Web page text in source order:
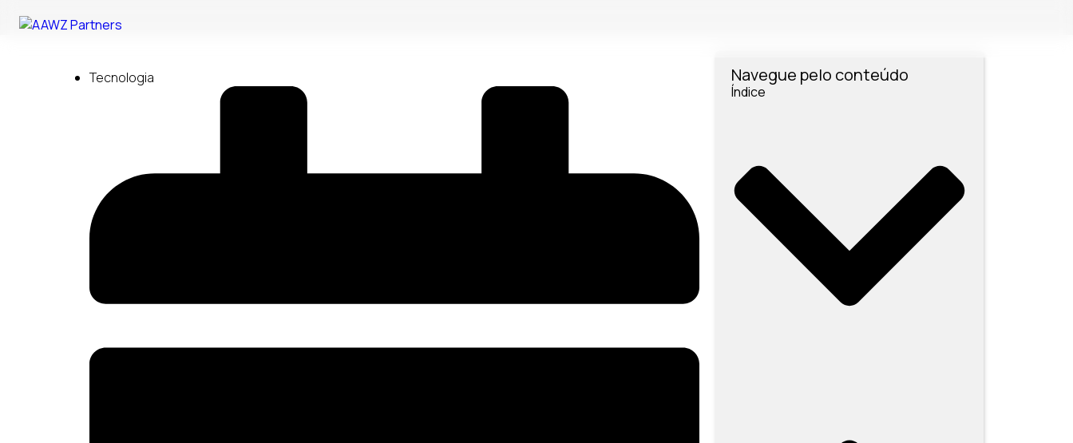
Tecnologia Navegue pelo conteúdo
Índice